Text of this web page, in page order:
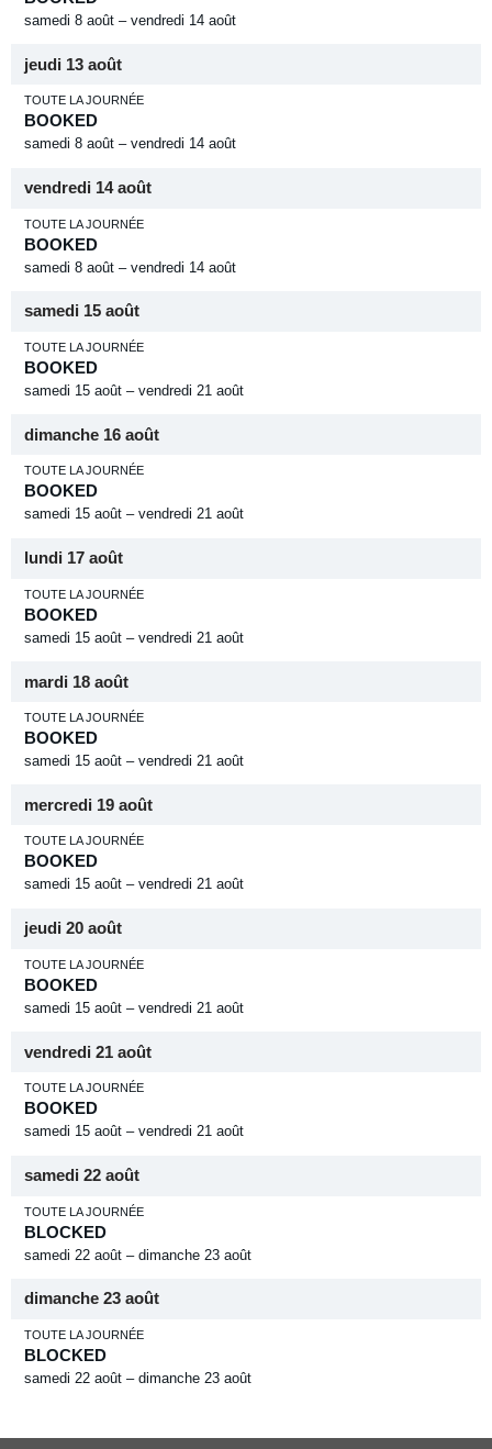
samedi 8 août – vendredi 14 août
jeudi 13 août
TOUTE LA JOURNÉE
BOOKED
samedi 8 août – vendredi 14 août
vendredi 14 août
TOUTE LA JOURNÉE
BOOKED
samedi 8 août – vendredi 14 août
samedi 15 août
TOUTE LA JOURNÉE
BOOKED
samedi 15 août – vendredi 21 août
dimanche 16 août
TOUTE LA JOURNÉE
BOOKED
samedi 15 août – vendredi 21 août
lundi 17 août
TOUTE LA JOURNÉE
BOOKED
samedi 15 août – vendredi 21 août
mardi 18 août
TOUTE LA JOURNÉE
BOOKED
samedi 15 août – vendredi 21 août
mercredi 19 août
TOUTE LA JOURNÉE
BOOKED
samedi 15 août – vendredi 21 août
jeudi 20 août
TOUTE LA JOURNÉE
BOOKED
samedi 15 août – vendredi 21 août
vendredi 21 août
TOUTE LA JOURNÉE
BOOKED
samedi 15 août – vendredi 21 août
samedi 22 août
TOUTE LA JOURNÉE
BLOCKED
samedi 22 août – dimanche 23 août
dimanche 23 août
TOUTE LA JOURNÉE
BLOCKED
samedi 22 août – dimanche 23 août